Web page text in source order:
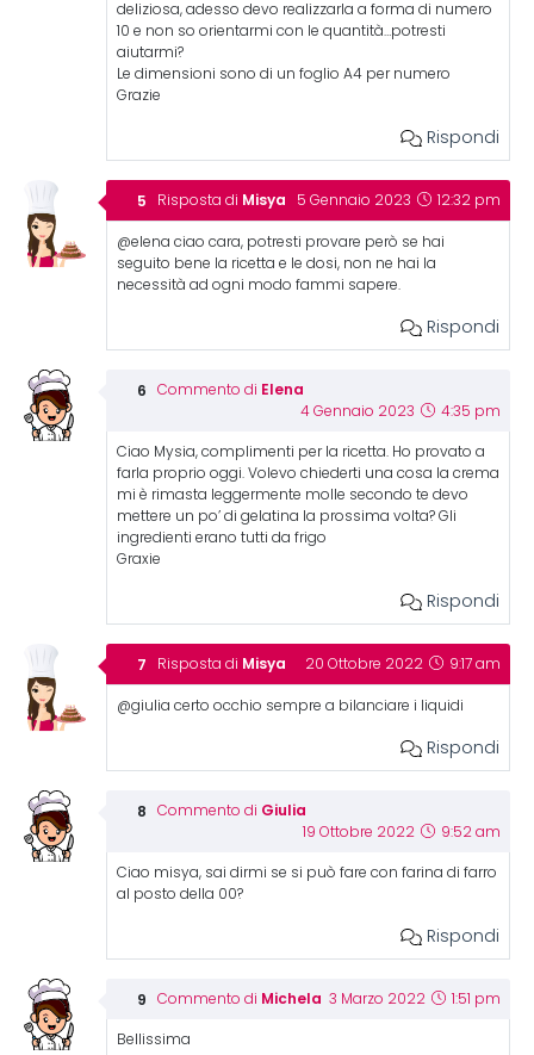
deliziosa, adesso devo realizzarla a forma di numero
10 e non so orientarmi con le quantità…potresti
aiutarmi?
Le dimensioni sono di un foglio A4 per numero
Grazie
Rispondi
Risposta di Misya 5 Gennaio 2023 12:32 pm
@elena ciao cara, potresti provare però se hai
seguito bene la ricetta e le dosi, non ne hai la
necessità ad ogni modo fammi sapere.
Rispondi
Commento di Elena
4 Gennaio 2023 4:35 pm
Ciao Mysia, complimenti per la ricetta. Ho provato a
farla proprio oggi. Volevo chiederti una cosa la crema
mi è rimasta leggermente molle secondo te devo
mettere un po’ di gelatina la prossima volta? Gli
ingredienti erano tutti da frigo
Graxie
Rispondi
Risposta di Misya 20 Ottobre 2022 9:17 am
@giulia certo occhio sempre a bilanciare i liquidi
Rispondi
Commento di Giulia
19 Ottobre 2022 9:52 am
Ciao misya, sai dirmi se si può fare con farina di farro
al posto della 00?
Rispondi
Commento di Michela 3 Marzo 2022 1:51 pm
Bellissima